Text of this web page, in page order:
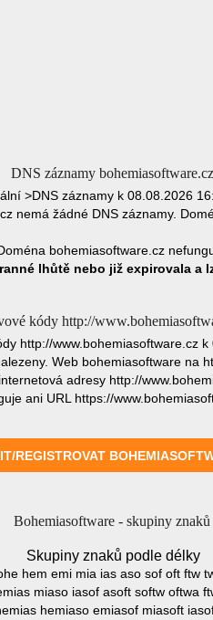
DNS záznamy bohemiasoftware.cz
>DNS záznamy k 08.08.2026
nemá žádné DNS záznamy.
bohemiasoftware.cz
lhůtě nebo již expirovala a
kódy http://
http://www.bohemiasoftware.cz
Web bohemiasoftware na
adresy http://
ani URL https://
Bohemiasoftware - skupiny znaků
Skupiny znaků podle délky
hem emi mia ias aso sof oft ftw
miaso iasof asoft softw oftwa
hemiaso emiasof miasoft